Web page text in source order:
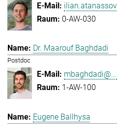
0-AW-030
Dr. Maarouf Baghdadi
Postdoc
mbaghdadi@...
1-AW-100
Eugene Ballhysa